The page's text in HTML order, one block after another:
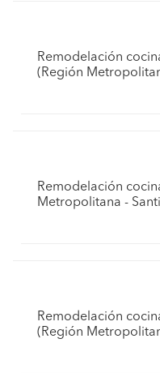
Remodelación
(Región
Remodelación
Metropolitana -
Remodelación
(Región